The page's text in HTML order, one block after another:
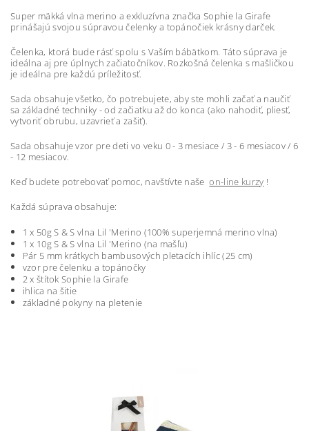
Super mäkká vlna merino a exkluzívna značka Sophie la Girafe
prinášajú svojou súpravou čelenky a topánočiek krásny darček.
Čelenka, ktorá bude rásť spolu s Vaším bábätkom. Táto súprava je
ideálna aj pre úplnych začiatočníkov. Rozkošná čelenka s mašličkou
je ideálna pre každú príležitosť.
Sada obsahuje všetko, čo potrebujete, aby ste mohli začať a naučiť
sa základné techniky - od začiatku až do konca (ako nahodiť, pliesť,
vytvoriť obrubu, uzavrieť a zašiť).
Sada obsahuje vzor pre deti vo veku 0 - 3 mesiace / 3 - 6 mesiacov / 6
- 12 mesiacov.
Keď budete potrebovať pomoc, navštívte našeon-line kurzy !
Každá súprava obsahuje:
1 x 50g S & S vlna Lil 'Merino (100% superjemná merino vlna)
1 x 10g S & S vlna Lil 'Merino (na mašľu)
Pár 5 mm krátkych bambusových pletacích ihlíc (25 cm)
vzor pre čelenku a topánočky
2 x štítok Sophie la Girafe
ihlica na šitie
základné pokyny na pletenie